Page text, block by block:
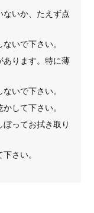
ないか、たえず点
いで下さい。
あります。特に薄
いで下さい。
して下さい。
ってお拭き取り
さい。